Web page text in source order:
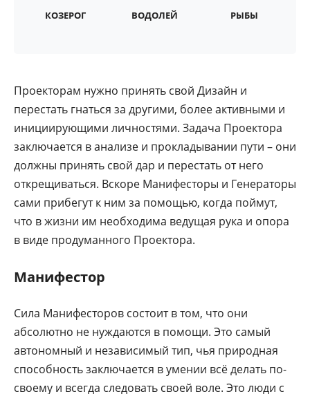
КОЗЕРОГ ВОДОЛЕЙ РЫБЫ
Проекторам нужно принять свой Дизайн и
перестать гнаться за другими, более активными и
инициирующими личностями. Задача Проектора
заключается в анализе и прокладывании пути – они
должны принять свой дар и перестать от него
открещиваться. Вскоре Манифесторы и Генераторы
сами прибегут к ним за помощью, когда поймут,
что в жизни им необходима ведущая рука и опора
в виде продуманного Проектора.
Манифестор
Сила Манифесторов состоит в том, что они
абсолютно не нуждаются в помощи. Это самый
автономный и независимый тип, чья природная
способность заключается в умении всё делать по-
своему и всегда следовать своей воле. Это люди с